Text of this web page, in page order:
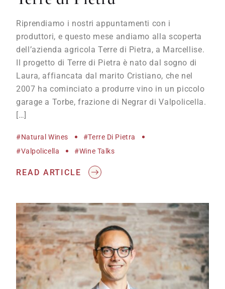
Riprendiamo i nostri appuntamenti con i
produttori, e questo mese andiamo alla scoperta
dell’azienda agricola Terre di Pietra, a Marcellise.
Il progetto di Terre di Pietra è nato dal sogno di
Laura, affiancata dal marito Cristiano, che nel
2007 ha cominciato a produrre vino in un piccolo
garage a Torbe, frazione di Negrar di Valpolicella.
[…]
#natural Wines
#terre Di Pietra
#Valpolicella
#wine Talks
READ ARTICLE